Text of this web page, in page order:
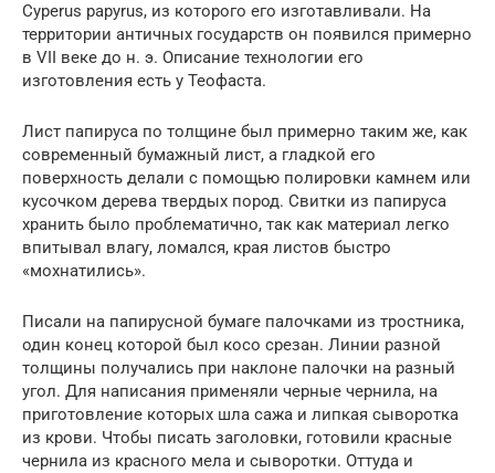
Cyperus papyrus, из которого его изготавливали. На
территории античных государств он появился примерно
в VII веке до н. э. Описание технологии его
изготовления есть у Теофаста.
Лист папируса по толщине был примерно таким же, как
современный бумажный лист, а гладкой его
поверхность делали с помощью полировки камнем или
кусочком дерева твердых пород. Свитки из папируса
хранить было проблематично, так как материал легко
впитывал влагу, ломался, края листов быстро
«мохнатились».
Писали на папирусной бумаге палочками из тростника,
один конец которой был косо срезан. Линии разной
толщины получались при наклоне палочки на разный
угол. Для написания применяли черные чернила, на
приготовление которых шла сажа и липкая сыворотка
из крови. Чтобы писать заголовки, готовили красные
чернила из красного мела и сыворотки. Оттуда и